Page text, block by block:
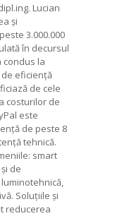
Lucian
și
3.000.000
în decursul
condus la
eficiență
de cele
costurilor de
este
de peste 8
tehnică.
smart
de
Soluțiile și
reducerea